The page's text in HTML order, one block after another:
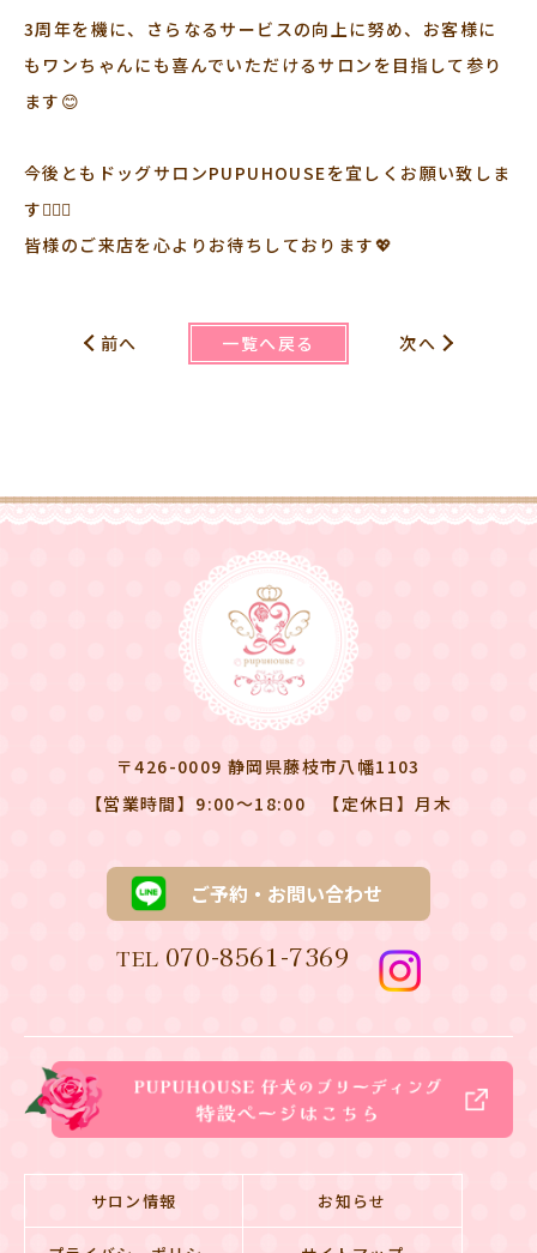
3周年を機に、さらなるサービスの向上に努め、お客様に
もワンちゃんにも喜んでいただけるサロンを目指して参り
ます😊
今後ともドッグサロンPUPUHOUSEを宜しくお願い致しま
す🙇🏻‍♀️
皆様のご来店を心よりお待ちしております💖
前へ 次へ
一覧へ戻る
〒426-0009 静岡県藤枝市八幡1103
【営業時間】9:00～18:00
【定休日】月木
ご予約・お問い合わせ
TEL 070-8561-7369
サロン情報 お知らせ